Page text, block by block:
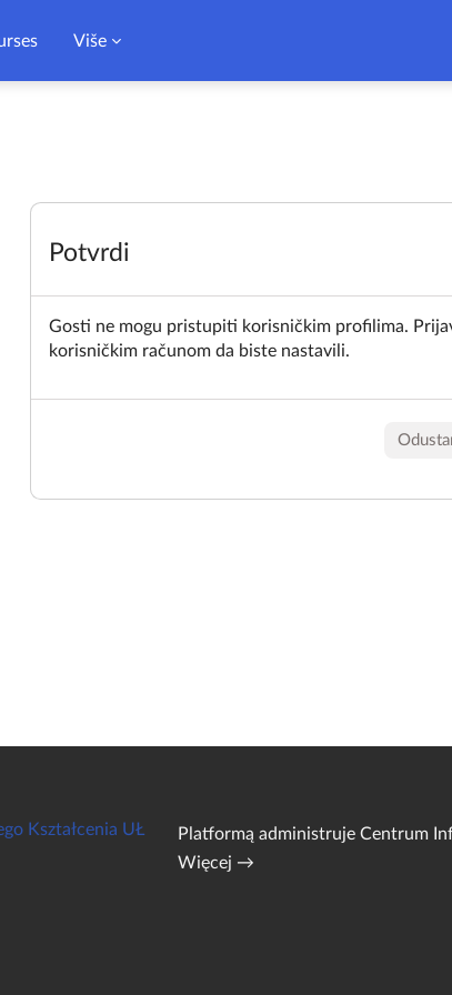
Više
Potvrdi
Gosti ne mogu pristupiti korisničkim profilima.
korisničkim računom da biste nastavili.
Kształcenia UŁ
Platformą administruje Centrum
Więcej →